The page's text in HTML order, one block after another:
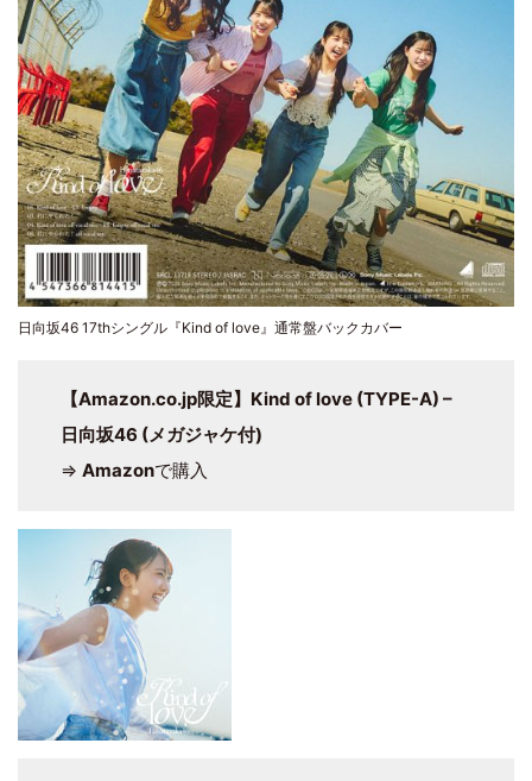
日向坂46 17thシングル『Kind of love』通常盤バックカバー
【Amazon.co.jp限定】Kind of love (TYPE-A) –
日向坂46 (メガジャケ付)
⇒ Amazonで購入